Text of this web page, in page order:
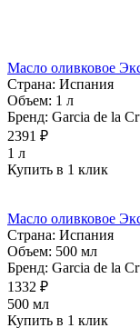
Масло оливковое
Страна: Испания
Объем: 1 л
Бренд: Garcia de la
2391 ₽
1 л
Купить в 1 клик
Масло оливковое
Страна: Испания
Объем: 500 мл
Бренд: Garcia de la
1332 ₽
500 мл
Купить в 1 клик